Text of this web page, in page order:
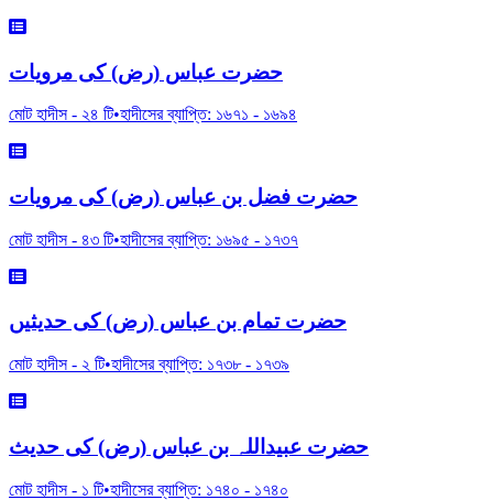
حضرت عباس (رض) کی مرویات
মোট হাদীস - ২৪ টি•হাদীসের ব্যাপ্তি: ১৬৭১ - ১৬৯৪
حضرت فضل بن عباس (رض) کی مرویات
মোট হাদীস - ৪৩ টি•হাদীসের ব্যাপ্তি: ১৬৯৫ - ১৭৩৭
حضرت تمام بن عباس (رض) کی حدیثیں
মোট হাদীস - ২ টি•হাদীসের ব্যাপ্তি: ১৭৩৮- ১৭৩৯
حضرت عبیداللہ بن عباس (رض) کی حدیث
মোট হাদীস - ১ টি•হাদীসের ব্যাপ্তি: ১৭৪০ - ১৭৪০